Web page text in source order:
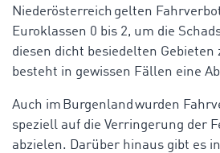
Niederösterreich gelten
Euroklassen 0 bis 2, um die
diesen dicht besiedelten Gebieten
besteht in gewissen Fällen eine
Auch im Burgenland wurden
speziell auf die Verringerung der
abzielen. Darüber hinaus gibt es